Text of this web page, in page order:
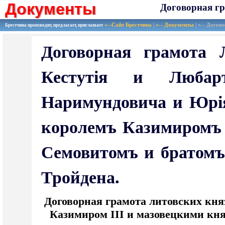
Документы
Документы Договорная
Брестчина производит, предлагает, приглашает «--Сайт Брестчина|«-- Документы| «--
Договорная грамота
Кестутія и
Наримундовича и
королемъ
Семовитомъ и
Тройдена.
Договорная грамота литовских
Казимиром III и мазовецкими